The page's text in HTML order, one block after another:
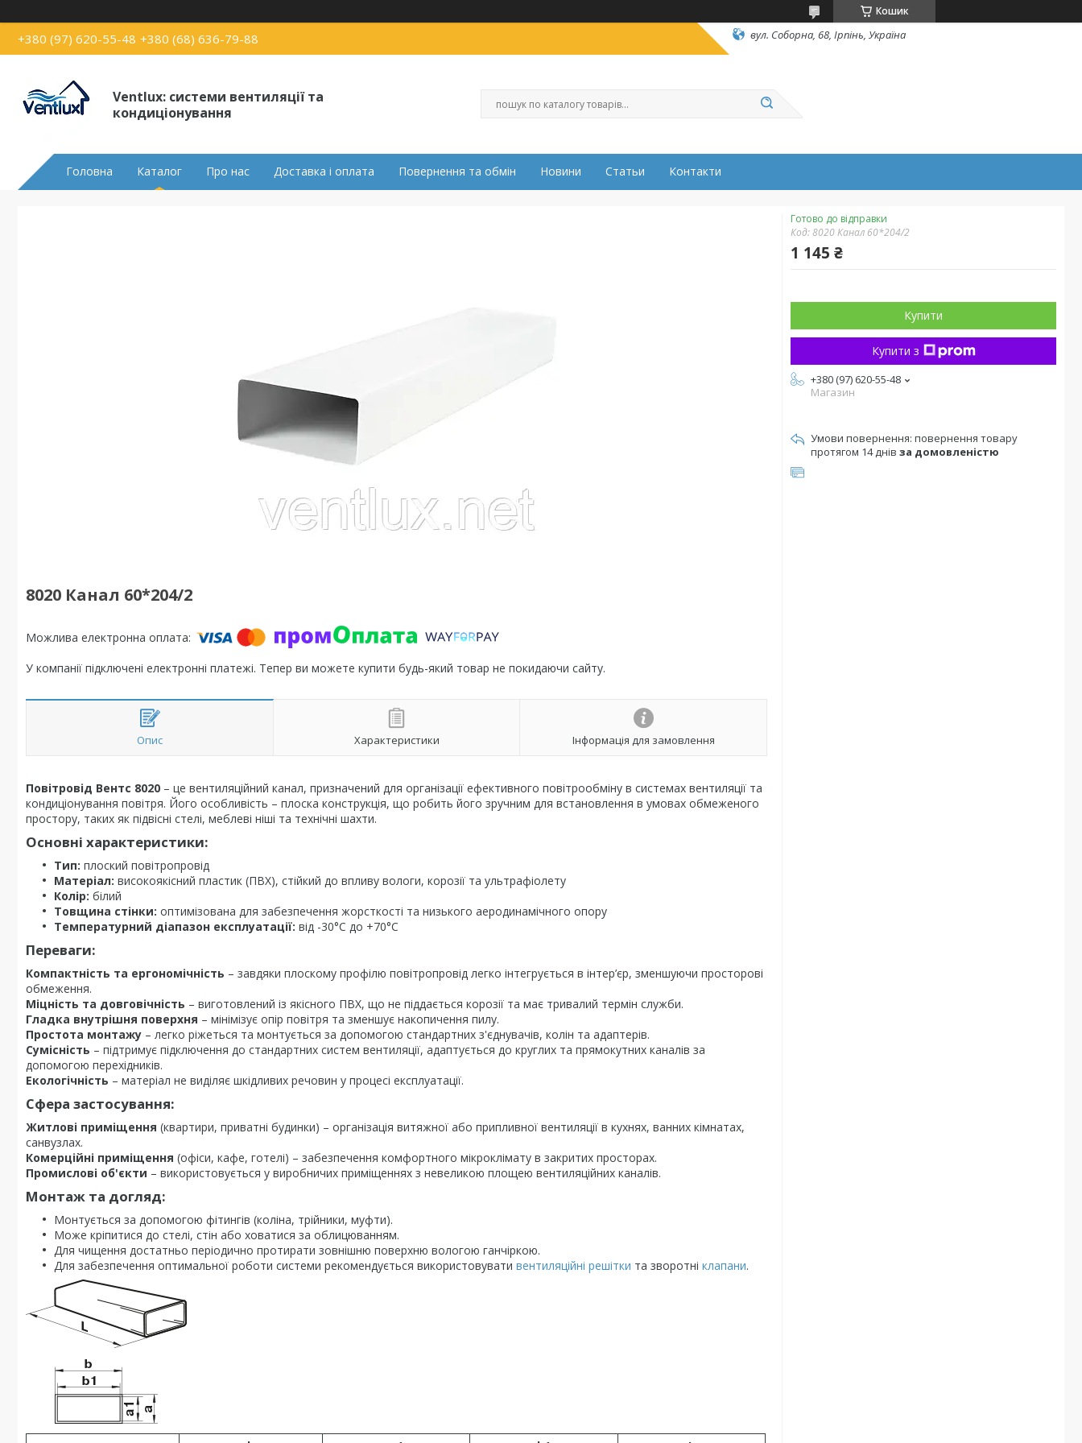
Кошик
+380 (97) 620-55-48 +380 (68) 636-79-88 вул. Соборна, 68, Ірпінь, Україна
Ventlux: системи вентиляції та
кондиціонування
Головна Каталог Про нас Доставка і оплата Повернення та обмін Новини Статьи Контакти
8020 Канал 60*204/2
У компанії підключені електронні платежі. Тепер ви можете купити будь-який товар не покидаючи сайту.
Опис Характеристики Інформація для замовлення
Повітровід Вентс 8020 – це вентиляційний канал, призначений для організації ефективного повітрообміну в системах вентиляції та
кондиціонування повітря. Його особливість – плоска конструкція, що робить його зручним для встановлення в умовах обмеженого
простору, таких як підвісні стелі, меблеві ніші та технічні шахти.
Основні характеристики:
Тип: плоский повітропровід
Матеріал: високоякісний пластик (ПВХ), стійкий до впливу вологи, корозії та ультрафіолету
Колір: білий
Товщина стінки: оптимізована для забезпечення жорсткості та низького аеродинамічного опору
Температурний діапазон експлуатації: від -30°C до +70°C
Переваги:
Компактність та ергономічність – завдяки плоскому профілю повітропровід легко інтегрується в інтер’єр, зменшуючи просторові
обмеження.
Міцність та довговічність – виготовлений із якісного ПВХ, що не піддається корозії та має тривалий термін служби.
Гладка внутрішня поверхня – мінімізує опір повітря та зменшує накопичення пилу.
Простота монтажу – легко ріжеться та монтується за допомогою стандартних з'єднувачів, колін та адаптерів.
Сумісність – підтримує підключення до стандартних систем вентиляції, адаптується до круглих та прямокутних каналів за
допомогою перехідників.
Екологічність – матеріал не виділяє шкідливих речовин у процесі експлуатації.
Сфера застосування:
Житлові приміщення (квартири, приватні будинки) – організація витяжної або припливної вентиляції в кухнях, ванних кімнатах,
санвузлах.
Комерційні приміщення (офіси, кафе, готелі) – забезпечення комфортного мікроклімату в закритих просторах.
Промислові об'єкти – використовується у виробничих приміщеннях з невеликою площею вентиляційних каналів.
Монтаж та догляд:
Монтується за допомогою фітингів (коліна, трійники, муфти).
Може кріпитися до стелі, стін або ховатися за облицюванням.
Для чищення достатньо періодично протирати зовнішню поверхню вологою ганчіркою.
Для забезпечення оптимальної роботи системи рекомендується використовувати вентиляційні решітки та зворотні клапани.
Готово до відправки
Код:8020 Канал 60*204/2
1 145 ₴
Купити
Купити з
+380 (97) 620-55-48
Магазин
повернення товару
протягом 14 днів за домовленістю